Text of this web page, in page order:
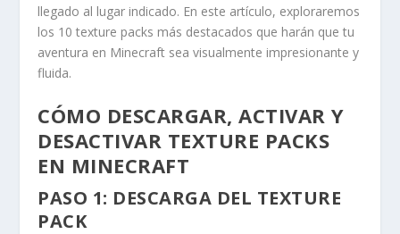
llegado al lugar indicado. En este artículo, exploraremos
los 10 texture packs más destacados que harán que tu
aventura en Minecraft sea visualmente impresionante y
fluida.
CÓMO DESCARGAR, ACTIVAR Y
DESACTIVAR TEXTURE PACKS
EN MINECRAFT
PASO 1: DESCARGA DEL TEXTURE
PACK